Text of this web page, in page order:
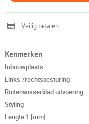
Veilig betalen
Kenmerken
Inbouwplaats
Links-/rechtsbesturing
Ruitenwisserblad uitvoering
Styling
Lengte 1 [mm]